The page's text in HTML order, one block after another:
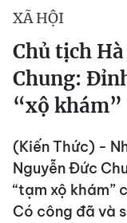
XÃ HỘI
Chủ tịch
Chung:
“xộ khám”
(Kiến Thức) -
Nguyễn Đức
“tạm xộ khám”
Có công đã và